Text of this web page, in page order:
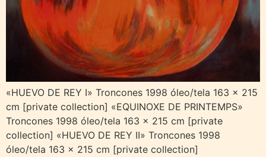
«HUEVO DE REY I» Troncones 1998 óleo/tela 163 x 215
cm [private collection] «EQUINOXE DE PRINTEMPS»
Troncones 1998 óleo/tela 163 x 215 cm [private
collection] «HUEVO DE REY II» Troncones 1998
óleo/tela 163 x 215 cm [private collection]